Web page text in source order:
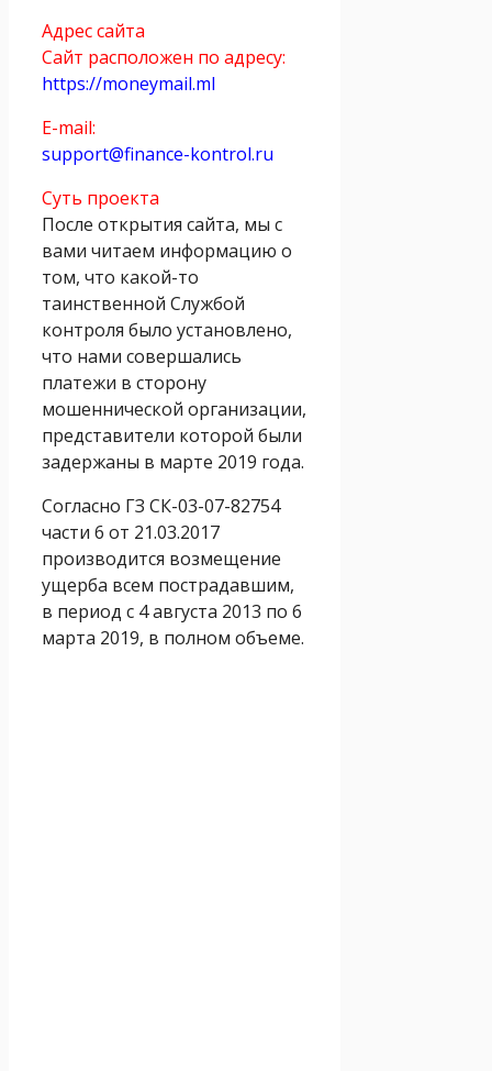
Адрес сайта
Сайт расположен по адресу:
https://moneymail.ml
E-mail:
support@finance-kontrol.ru
Суть проекта
После открытия сайта, мы с
вами читаем информацию о
том, что какой-то
таинственной Cлужбой
контроля было установлено,
что нами совершались
платежи в сторону
мошеннической организации,
представители которой были
задержаны в марте 2019 года.
Согласно ГЗ СК-03-07-82754
части 6 от 21.03.2017
производится возмещение
ущерба всем пострадавшим,
в период с 4 августа 2013 по 6
марта 2019, в полном объеме.